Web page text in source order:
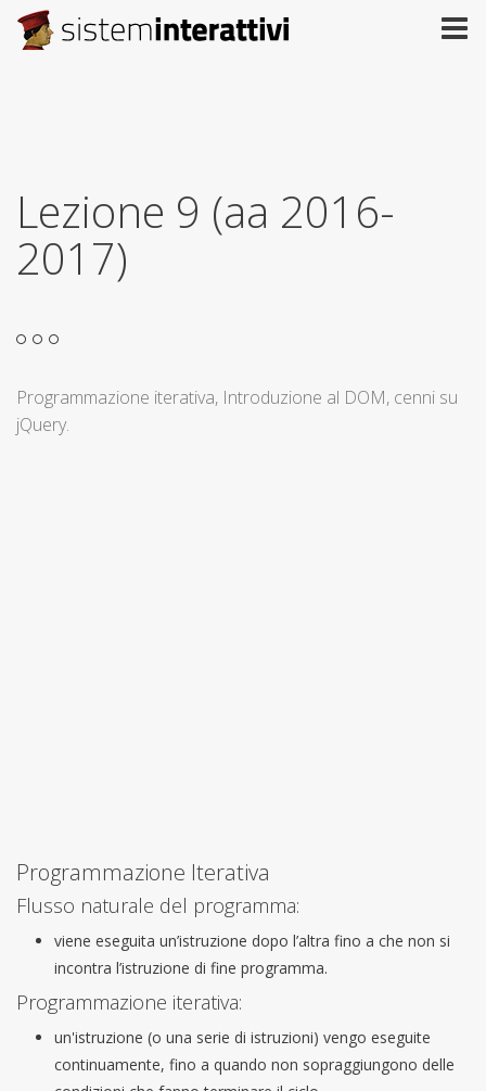
Lezione 9 (aa 2016-
2017)
Programmazione iterativa, Introduzione al DOM, cenni su
jQuery.
Programmazione Iterativa
Flusso naturale del programma:
viene eseguita un’istruzione dopo l’altra fino a che non si
incontra l’istruzione di fine programma.
Programmazione iterativa:
un'istruzione (o una serie di istruzioni) vengo eseguite
continuamente, fino a quando non sopraggiungono delle